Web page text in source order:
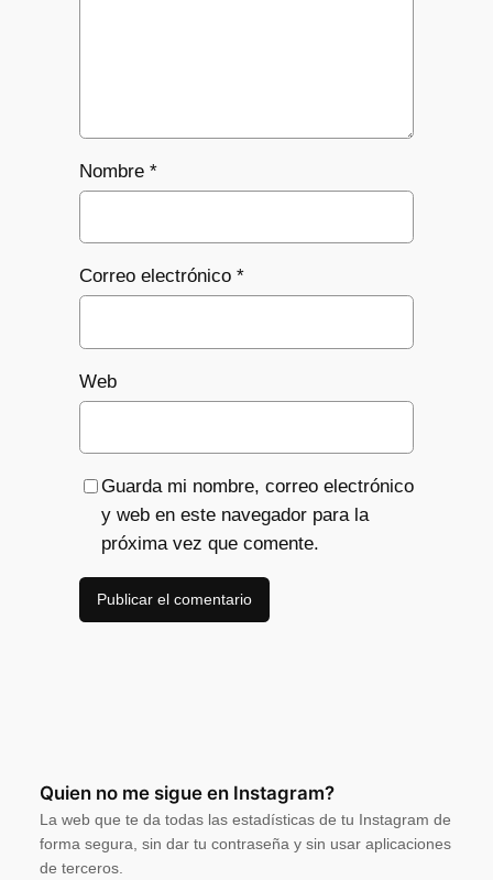
Nombre *
Correo electrónico *
Web
Guarda mi nombre, correo electrónico
y web en este navegador para la
próxima vez que comente.
Quien no me sigue en Instagram?
La web que te da todas las estadísticas de tu Instagram de
forma segura, sin dar tu contraseña y sin usar aplicaciones
de terceros.